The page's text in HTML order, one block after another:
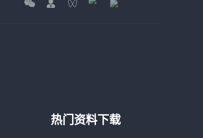
热门资料下载